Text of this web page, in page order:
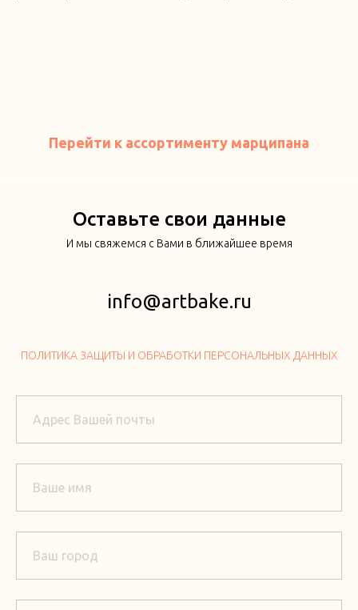
Перейти к ассортименту марципана
Оставьте свои данные
И мы свяжемся с Вами в ближайшее время
info@artbake.ru
ПОЛИТИКА ЗАЩИТЫ И ОБРАБОТКИ ПЕРСОНАЛЬНЫХ ДАННЫХ